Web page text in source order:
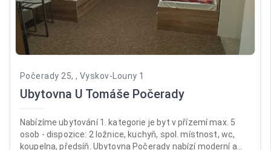
Počerady 25, , Vyskov-Louny 1
Ubytovna U Tomáše Počerady
Nabízíme ubytování 1. kategorie je byt v přízemí max. 5
osob - dispozice: 2 ložnice, kuchyň, spol. místnost, wc,
koupelna, předsíň. Ubytovna Počerady nabízí moderní a